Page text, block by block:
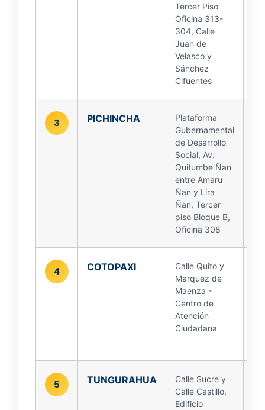
Tercer Piso
Oficina 313-
304, Calle
Juan de
Velasco y
Sánchez
Cifuentes
3 PICHINCHA
Plataforma
Gubernamental
de Desarrollo
Social, Av.
Quitumbe Ñan
entre Amaru
Ñan y Lira
Ñan, Tercer
piso Bloque B,
Oficina 308
4 COTOPAXI
Calle Quito y
Marquez de
Maenza -
Centro de
Atención
Ciudadana
5 TUNGURAHUA
Calle Sucre y
Calle Castillo,
Edificio